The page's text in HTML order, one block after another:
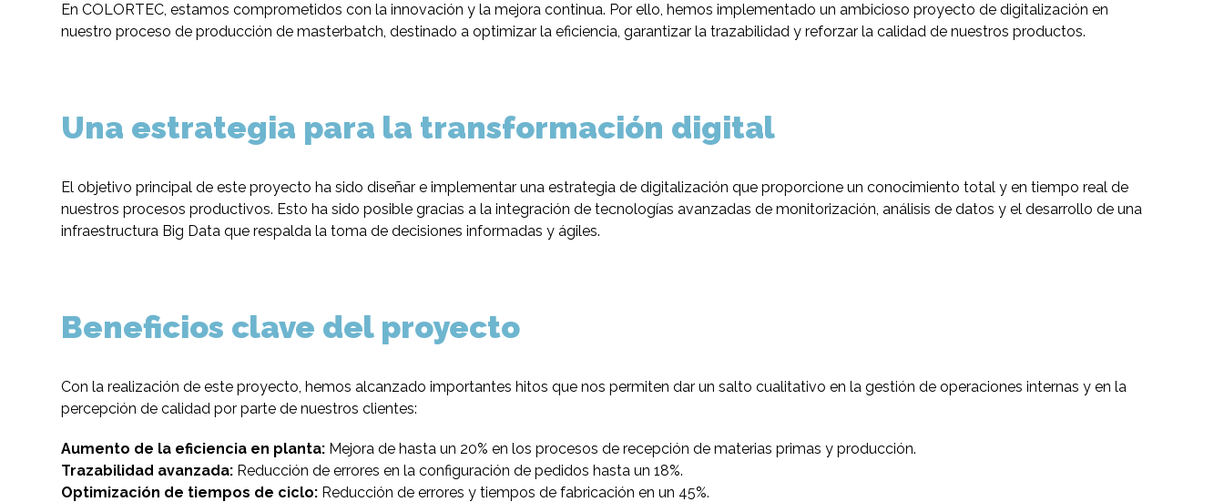
En COLORTEC, estamos comprometidos con la innovación y la mejora continua. Por ello, hemos implementado un ambicioso proyecto de digitalización en
nuestro proceso de producción de masterbatch, destinado a optimizar la eficiencia, garantizar la trazabilidad y reforzar la calidad de nuestros productos.
Una estrategia para la transformación digital
El objetivo principal de este proyecto ha sido diseñar e implementar una estrategia de digitalización que proporcione un conocimiento total y en tiempo real de
nuestros procesos productivos. Esto ha sido posible gracias a la integración de tecnologías avanzadas de monitorización, análisis de datos y el desarrollo de una
infraestructura Big Data que respalda la toma de decisiones informadas y ágiles.
Beneficios clave del proyecto
Con la realización de este proyecto, hemos alcanzado importantes hitos que nos permiten dar un salto cualitativo en la gestión de operaciones internas y en la
percepción de calidad por parte de nuestros clientes:
Aumento de la eficiencia en planta: Mejora de hasta un 20% en los procesos de recepción de materias primas y producción.
Trazabilidad avanzada: Reducción de errores en la configuración de pedidos hasta un 18%.
Optimización de tiempos de ciclo: Reducción de errores y tiempos de fabricación en un 45%.